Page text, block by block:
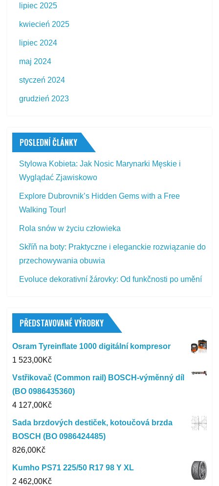
lipiec 2025
kwiecień 2025
lipiec 2024
maj 2024
styczeń 2024
grudzień 2023
POSLEDNÍ ČLÁNKY
Stylowa Kobieta: Jak Nosic Marynarki Męskie i
Wyglądać Zjawiskowo
Explore Dubrovnik’s Hidden Gems with a Free
Walking Tour!
Rola snów w życiu człowieka
Skříň na boty: Praktyczne i eleganckie rozwiązanie do
przechowywania obuwia
Evoluce dekorativní žárovky: Od funkčnosti po umění
PŘEDSTAVOVANÉ VÝROBKY
Osram Tyreinflate 1000 digitální kompresor
1 523,00Kč
Vstřikovač (Common rail) BOSCH-výměnný díl
(BO 0986435360)
4 127,00Kč
Sada brzdových destiček, kotoučová brzda
BOSCH (BO 0986424485)
826,00Kč
Kumho PS71 225/50 R17 98 Y XL
2 462,00Kč